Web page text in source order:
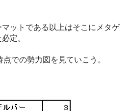
ットである以上はそこにメタゲ
定。
での勢力図を見ていこう。